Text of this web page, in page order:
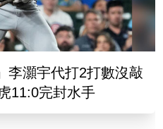
李灝宇代打2打數沒敲
11:0完封水手